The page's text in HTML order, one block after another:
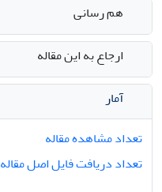
هم رسانی
ارجاع به این مقاله
آمار
تعداد مشاهده مقاله
تعداد دریافت فایل اصل مقاله